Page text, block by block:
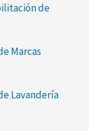
de
Marcas
Lavandería